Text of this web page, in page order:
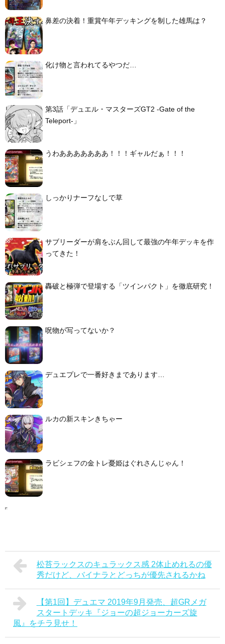
鼻差の決着！重賞午年デッキングを制した雄馬は？
化け物と言われてるやつだ…
第3話「デュエル・マスターズGT2 -Gate of the
Teleport-」
うわあああああああ！！！ギャルだぁ！！！
しっかりナーフなしで草
サブリーダーが肩をぶん回して最強の午年デッキを作
ってきた！
轟破と極弾で登場する「ツインパクト」を徹底研究！
呪物が写ってないか？
デュエプレで一番好きまであります…
ルカの新スキンきちゃー
ラビシェフの金トレ憂姫はぐれさんじゃん！
松苔ラックスのキュラックス感 2体止めれるの優
秀だけど、バイナラとどっちが優先されるかね
【第1回】デュエマ 2019年9月発売、超GRメガ
スタートデッキ『ジョーの超ジョーカーズ旋
風』をチラ見せ！